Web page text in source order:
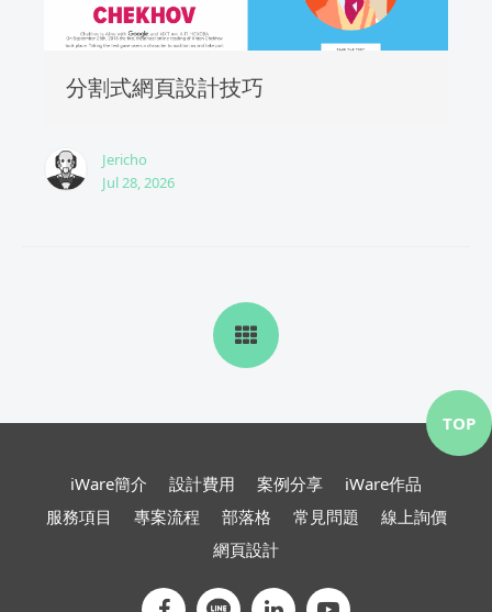
分割式網頁設計技巧
Jericho
Jul 28, 2026
iWare簡介 設計費用 案例分享
iWare作品
服務項目
專案流程 部落格 常見問題
線上詢價
網頁設計
TOP